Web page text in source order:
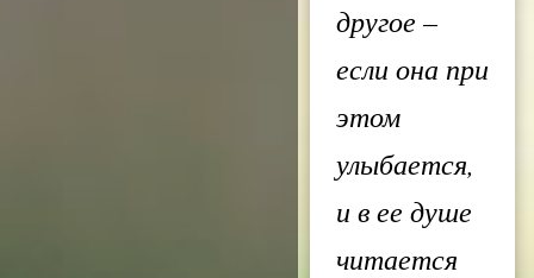
другое –
если она при
этом
улыбается,
и в ее душе
читается